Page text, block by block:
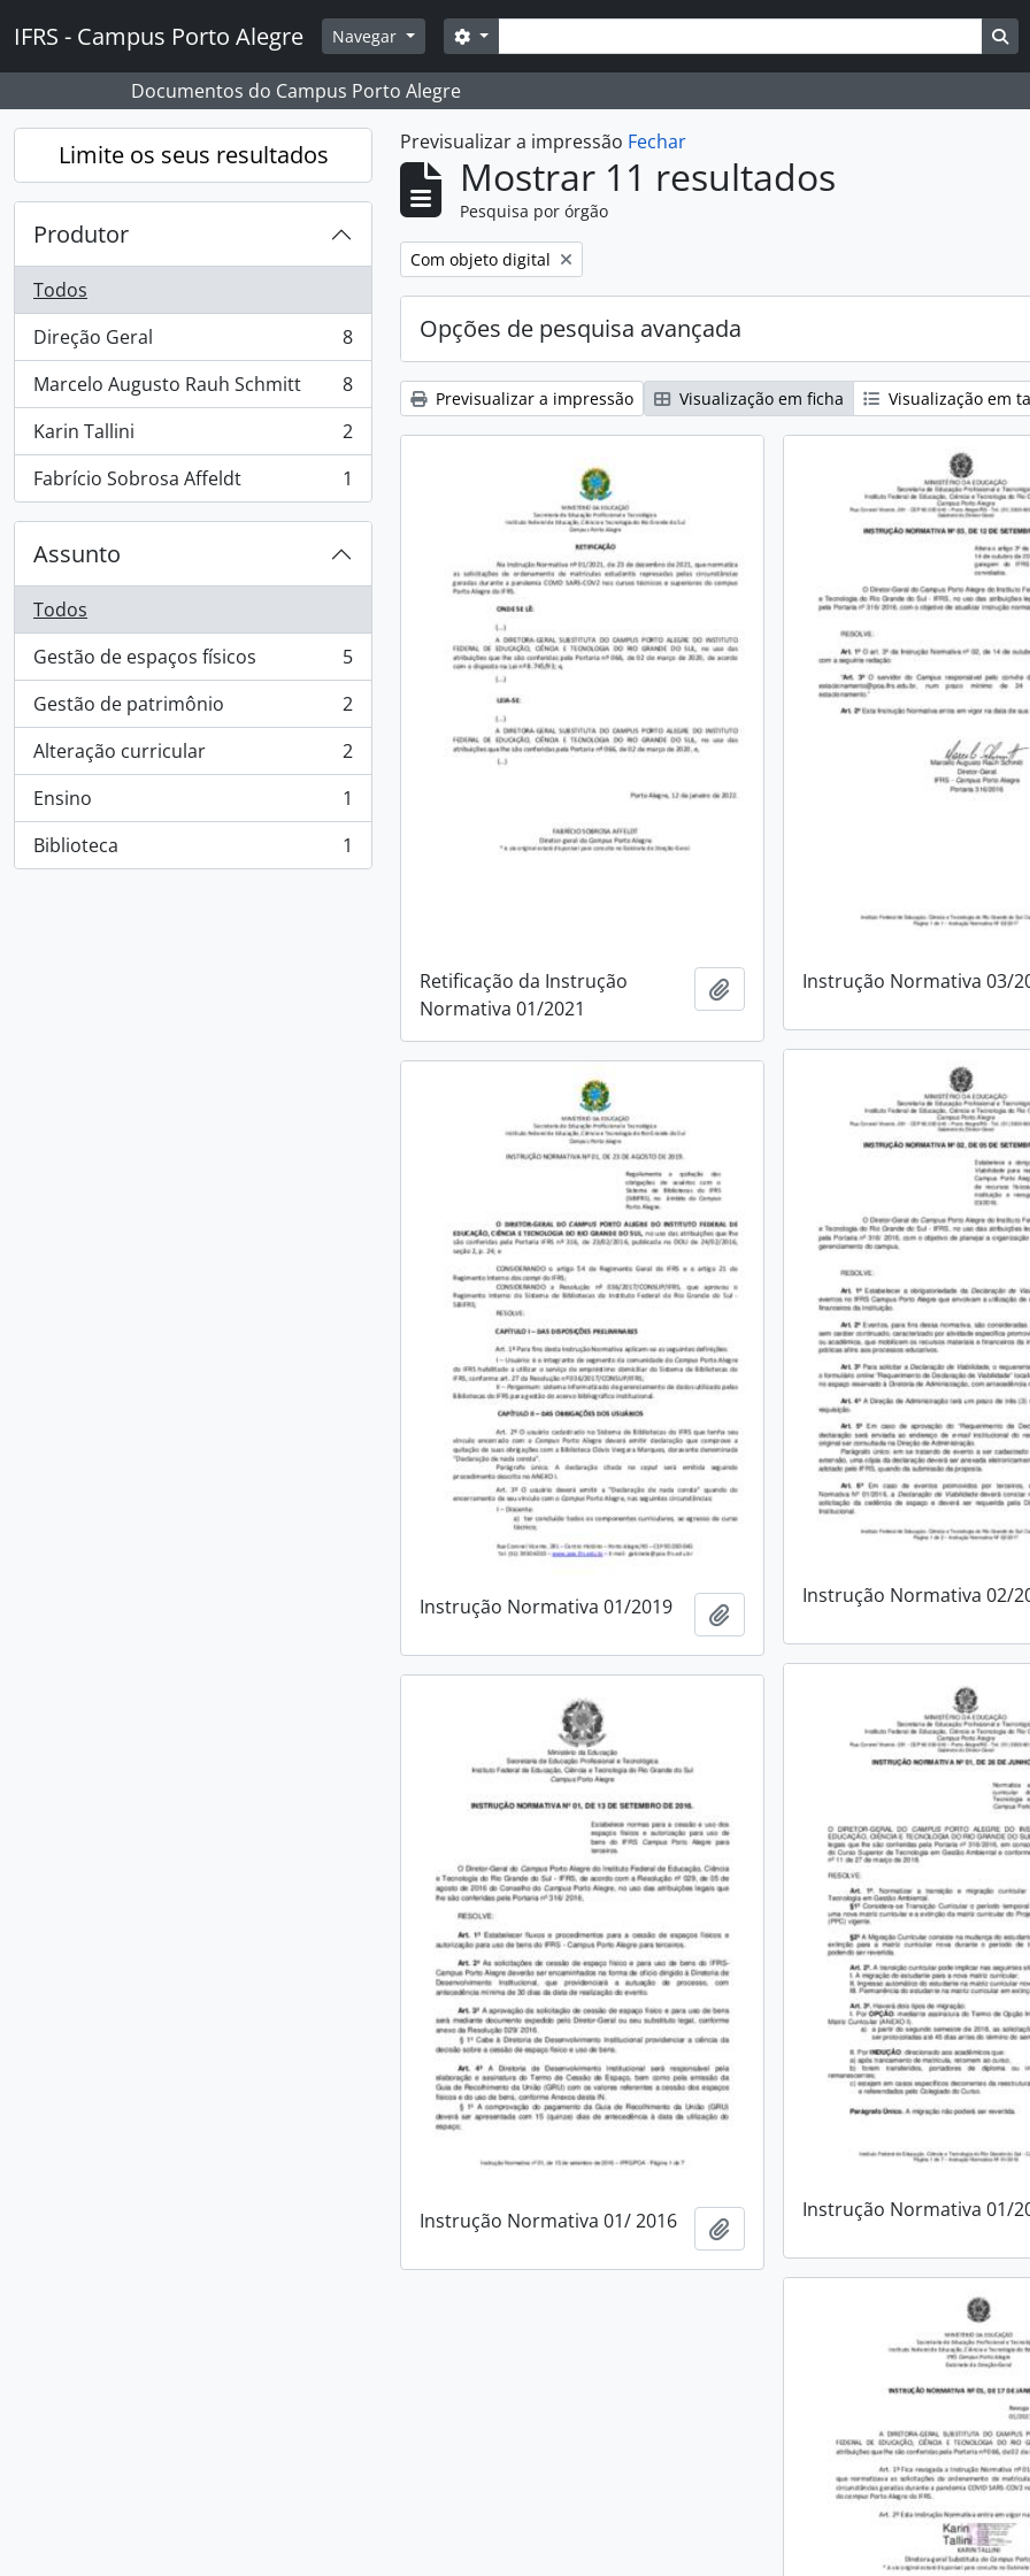
IFRS - Campus Porto Alegre Navegar Pesquisar
Opções de busca
Documentos do Campus Porto Alegre
Limite os seus resultados
Produtor
Todos
Direção Geral
, 8 resultados
8
Marcelo Augusto Rauh Schmitt
, 8 resultados
8
Karin Tallini
, 2 resultados
2
Fabrício Sobrosa Affeldt
, 1 resultados 1
Assunto
Todos
Gestão de espaços físicos
, 5 resultados
5
Gestão de patrimônio
, 2 resultados
2
Alteração curricular
, 2 resultados
2
Ensino
, 1 resultados
1
Biblioteca
, 1 resultados 1
Previsualizar a impressão Fechar
Mostrar 11 resultados
Pesquisa por órgão
Remover filtro:
Com objeto digital
Opções de pesquisa avançada
Previsualizar a impressão Visualização em ficha Visualização em
Retificação da Instrução
Normativa 01/2021
Adicionar à área de transferência
Instrução Normativa 03/
Instrução Normativa 02/
Instrução Normativa 01/2019 Adicionar à área de transferência
Instrução Normativa 01/
Instrução Normativa 01/ 2016 Adicionar à área de transferência